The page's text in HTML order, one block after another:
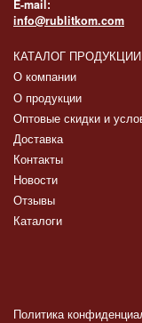
E-mail:
info@rublitkom.com
КАТАЛОГ ПРОДУКЦИИ
О компании
О продукции
Оптовые скидки и
Доставка
Контакты
Новости
Отзывы
Каталоги
Политика